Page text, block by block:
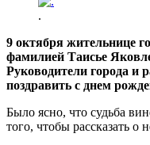
.
9 октября жительнице
фамилией Таисье
Руководители города и
поздравить с днем
Было ясно, что судьба
того, чтобы рассказать о